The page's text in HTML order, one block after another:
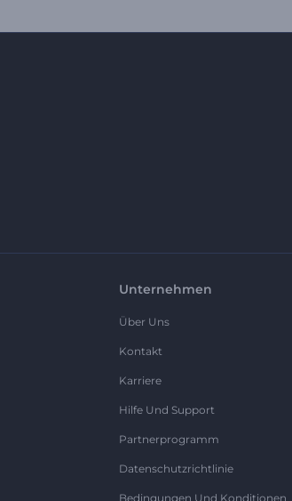
Unternehmen
Über Uns
Kontakt
Karriere
Hilfe Und Support
Partnerprogramm
Datenschutzrichtlinie
Bedingungen Und Konditionen